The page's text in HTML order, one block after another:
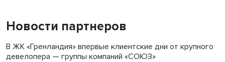
Новости партнеров
В ЖК «Гренландия» впервые клиентские дни от крупного
девелопера — группы компаний «СОЮЗ»